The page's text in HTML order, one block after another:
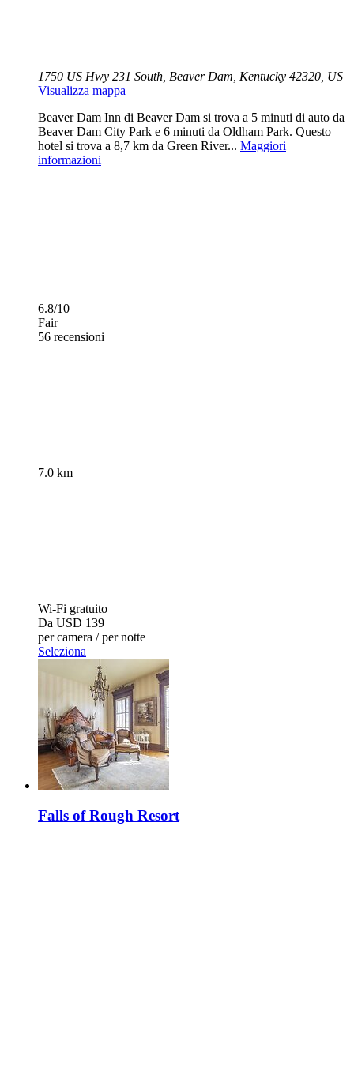
1750 US Hwy 231 South, Beaver Dam, Kentucky 42320, US
Visualizza mappa
Beaver Dam Inn di Beaver Dam si trova a 5 minuti di auto da
Beaver Dam City Park e 6 minuti da Oldham Park. Questo
hotel si trova a 8,7 km da Green River... Maggiori
informazioni
6.8/10
Fair
56 recensioni
7.0 km
Wi-Fi gratuito
Da USD 139
per camera / per notte
Seleziona
Falls of Rough Resort